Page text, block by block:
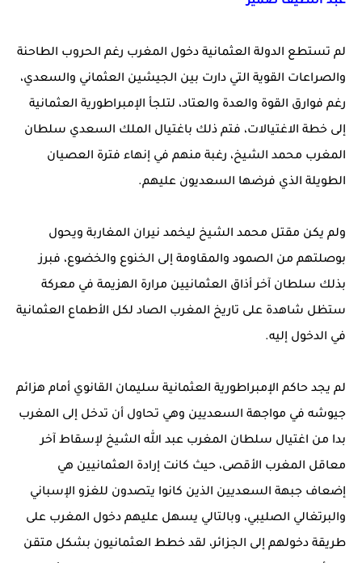
لم تستطع الدولة العثمانية دخول المغرب رغم الحروب الطاحنة
والصراعات القوية التي دارت بين الجيشين العثماني والسعدي،
رغم فوارق القوة والعدة والعتاد، لتلجأ الإمبراطورية العثمانية
إلى خطة الاغتيالات، فتم ذلك باغتيال الملك السعدي سلطان
المغرب محمد الشيخ، رغبة منهم في إنهاء فترة العصيان
الطويلة الذي فرضها السعديون عليهم.
ولم يكن مقتل محمد الشيخ ليخمد نيران المغاربة ويحول
بوصلتهم من الصمود والمقاومة إلى الخنوع والخضوع، فبرز
بذلك سلطان آخر أذاق العثمانيين مرارة الهزيمة في معركة
ستظل شاهدة على تاريخ المغرب الصاد لكل الأطماع العثمانية
في الدخول إليه.
لم يجد حاكم الإمبراطورية العثمانية سليمان القانوي أمام هزائم
جيوشه في مواجهة السعديين وهي تحاول أن تدخل إلى المغرب
بدا من اغتيال سلطان المغرب عبد الله الشيخ لإسقاط آخر
معاقل المغرب الأقصى، حيث كانت إرادة العثمانيين هي
إضعاف جبهة السعديين الذين كانوا يتصدون للغزو الإسباني
والبرتغالي الصليبي، وبالتالي يسهل عليهم دخول المغرب على
طريقة دخولهم إلى الجزائر، لقد خطط العثمانيون بشكل متقن